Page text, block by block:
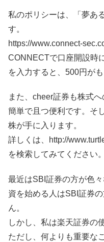
私のポリシーは、「夢あ
す。
https://www.connect-
CONNECTで口座開設時
を入力すると、500円がも
また、cheer証券も株式
簡単で且つ便利です。そ
株が手に入ります。
詳しくは、http://
を検索してみてください。
最近はSBI証券の方が色
資を始める人はSBI証券
ん。
しかし、私は楽天証券の
ただし、何よりも重要な